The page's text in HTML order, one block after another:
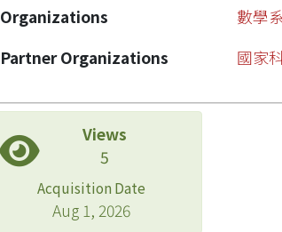
Organizations
數學
Partner Organizations
國家
Views
5
Acquisition Date
Aug 1, 2026